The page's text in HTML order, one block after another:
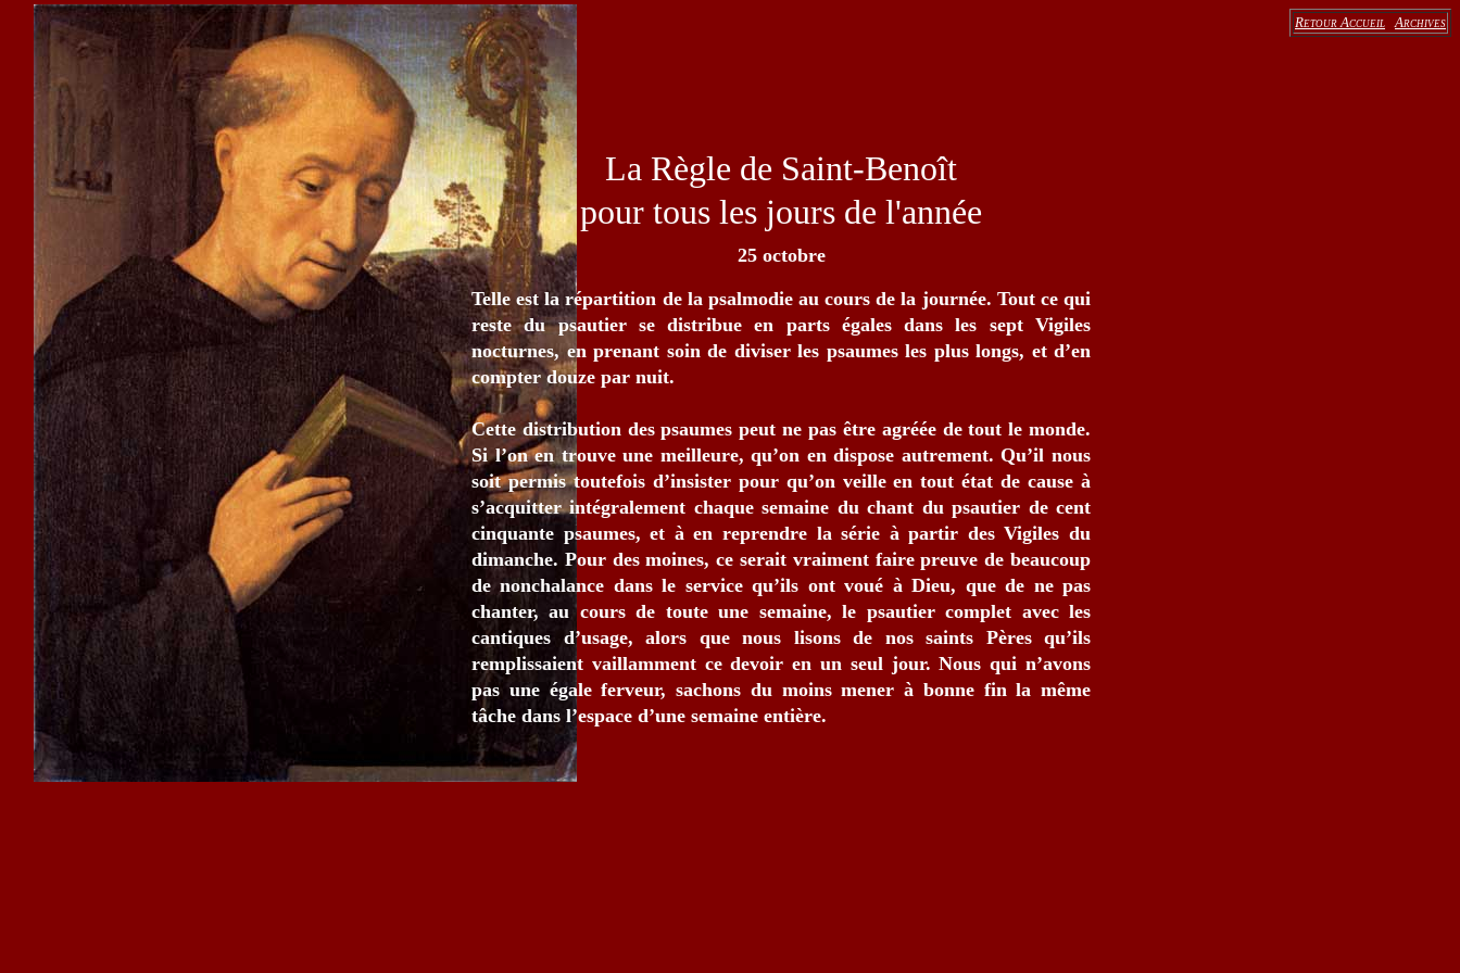
Retour Accueil Archives
La Règle de Saint-Benoît
pour tous les jours de l'année
25 octobre
Telle est la répartition de la psalmodie au cours de la journée. Tout ce qui
reste du psautier se distribue en parts égales dans les sept Vigiles
nocturnes, en prenant soin de diviser les psaumes les plus longs, et d’en
compter douze par nuit.
Cette distribution des psaumes peut ne pas être agréée de tout le monde.
Si l’on en trouve une meilleure, qu’on en dispose autrement. Qu’il nous
soit permis toutefois d’insister pour qu’on veille en tout état de cause à
s’acquitter intégralement chaque semaine du chant du psautier de cent
cinquante psaumes, et à en reprendre la série à partir des Vigiles du
dimanche. Pour des moines, ce serait vraiment faire preuve de beaucoup
de nonchalance dans le service qu’ils ont voué à Dieu, que de ne pas
chanter, au cours de toute une semaine, le psautier complet avec les
cantiques d’usage, alors que nous lisons de nos saints Pères qu’ils
remplissaient vaillamment ce devoir en un seul jour. Nous qui n’avons
pas une égale ferveur, sachons du moins mener à bonne fin la même
tâche dans l’espace d’une semaine entière.